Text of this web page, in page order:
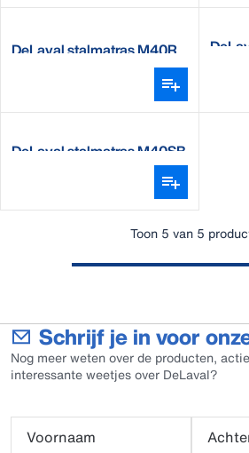
DeLaval stalmatras M40R
DeLaval stalmatras M40SB
Toon 5 van 5
Schrijf je in voor
Nog meer weten over de producten,
interessante weetjes over DeLaval?
Voornaam